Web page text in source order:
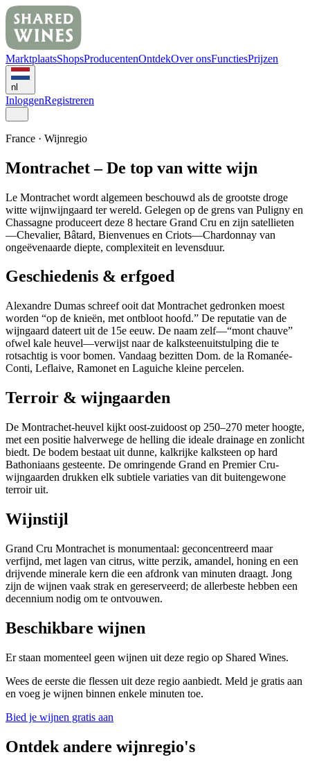
MarktplaatsShopsProducentenOntdekOver onsFunctiesPrijzen
nl
InloggenRegistreren
France · Wijnregio
Montrachet – De top van witte wijn
Le Montrachet wordt algemeen beschouwd als de grootste droge
witte wijnwijngaard ter wereld. Gelegen op de grens van Puligny en
Chassagne produceert deze 8 hectare Grand Cru en zijn satellieten
—Chevalier, Bâtard, Bienvenues en Criots—Chardonnay van
ongeëvenaarde diepte, complexiteit en levensduur.
Geschiedenis & erfgoed
Alexandre Dumas schreef ooit dat Montrachet gedronken moest
worden “op de knieën, met ontbloot hoofd.” De reputatie van de
wijngaard dateert uit de 15e eeuw. De naam zelf—“mont chauve”
ofwel kale heuvel—verwijst naar de kalksteenuitstulping die te
rotsachtig is voor bomen. Vandaag bezitten Dom. de la Romanée-
Conti, Leflaive, Ramonet en Laguiche kleine percelen.
Terroir & wijngaarden
De Montrachet-heuvel kijkt oost-zuidoost op 250–270 meter hoogte,
met een positie halverwege de helling die ideale drainage en zonlicht
biedt. De bodem bestaat uit dunne, kalkrijke kalksteen op hard
Bathoniaans gesteente. De omringende Grand en Premier Cru-
wijngaarden drukken elk subtiele variaties van dit buitengewone
terroir uit.
Wijnstijl
Grand Cru Montrachet is monumentaal: geconcentreerd maar
verfijnd, met lagen van citrus, witte perzik, amandel, honing en een
drijvende minerale kern die een afdronk van minuten draagt. Jong
zijn de wijnen vaak strak en gereserveerd; de allerbeste hebben een
decennium nodig om te ontvouwen.
Beschikbare wijnen
Er staan momenteel geen wijnen uit deze regio op Shared Wines.
Wees de eerste die flessen uit deze regio aanbiedt. Meld je gratis aan
en voeg je wijnen binnen enkele minuten toe.
Bied je wijnen gratis aan
Ontdek andere wijnregio's